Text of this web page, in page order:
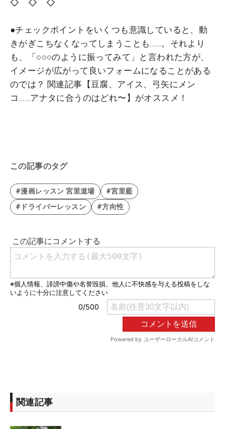
◇ ◇ ◇
●チェックポイントをいくつも意識していると、動
きがぎこちなくなってしまうことも……。それより
も、「○○○のように振ってみて」と言われた方が、
イメージが広がって良いフォームになることがある
のでは？ 関連記事【豆腐、アイス、弓矢にメン
コ……アナタに合うのはどれ〜】がオススメ！
この記事のタグ
#漫画レッスン 宮里道場
#宮里藍
#ドライバーレッスン
#方向性
関連記事